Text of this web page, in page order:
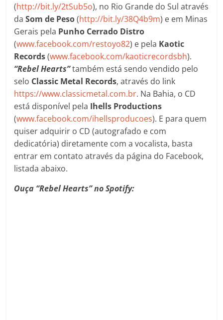
(http://bit.ly/2tSub5o), no Rio Grande do Sul através
daSom de Peso(http://bit.ly/38Q4b9m) e em Minas
Gerais pela Punho Cerrado Distro
(www.facebook.com/restoyo82) e pela Kaotic
Records(www.facebook.com/kaoticrecordsbh).
“Rebel Hearts”também está sendo vendido pelo
selo Classic Metal Records, através do link
https://www.classicmetal.com.br. Na Bahia, o CD
está disponível pela Ihells Productions
(www.facebook.com/ihellsproducoes). E para quem
quiser adquirir o CD (autografado e com
dedicatória) diretamente com a vocalista, basta
entrar em contato através da página do Facebook,
listada abaixo.
Ouça “Rebel Hearts” no Spotify: